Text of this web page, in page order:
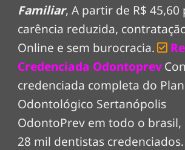
Familiar, A partir de R$ 45,60
carência reduzida,
Online e sem burocracia.
Credenciada Odontoprev
credenciada completa do
Odontológico Sertanópolis
OdontoPrev em todo o brasil,
28 mil dentistas credenciados.